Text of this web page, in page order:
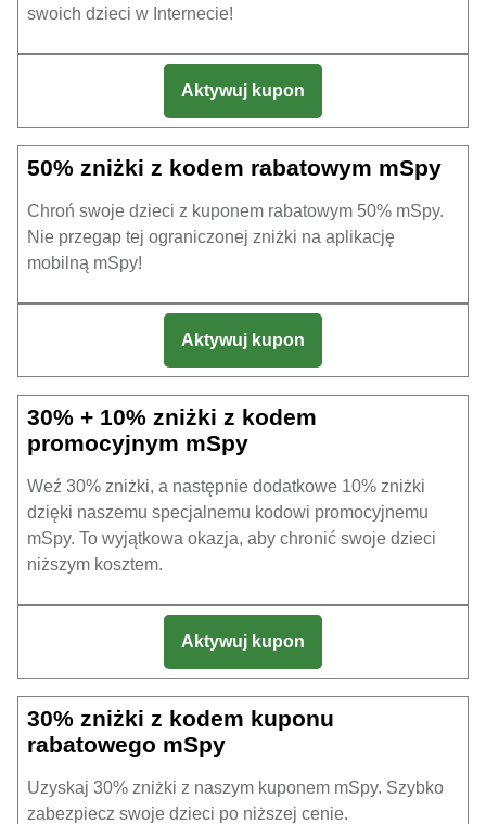
swoich dzieci w Internecie!
Aktywuj kupon
50% zniżki z kodem rabatowym mSpy
Chroń swoje dzieci z kuponem rabatowym 50% mSpy.
Nie przegap tej ograniczonej zniżki na aplikację
mobilną mSpy!
Aktywuj kupon
30% + 10% zniżki z kodem
promocyjnym mSpy
Weź 30% zniżki, a następnie dodatkowe 10% zniżki
dzięki naszemu specjalnemu kodowi promocyjnemu
mSpy. To wyjątkowa okazja, aby chronić swoje dzieci
niższym kosztem.
Aktywuj kupon
30% zniżki z kodem kuponu
rabatowego mSpy
Uzyskaj 30% zniżki z naszym kuponem mSpy. Szybko
zabezpiecz swoje dzieci po niższej cenie.